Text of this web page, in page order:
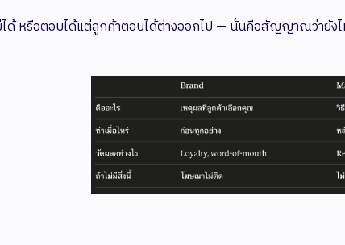
ได้ หรือตอบได้แต่ลูกค้าตอบได้ต่างออกไป — นั่นคือสัญญาณว่ายัง